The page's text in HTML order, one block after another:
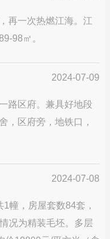
再一次热燃江海。江
98㎡。
2024-07-09
路区府。兼具好地段
，区府旁，地铁口，
2024-07-08
幢，房屋套数84套，
况为精装毛坯。多层